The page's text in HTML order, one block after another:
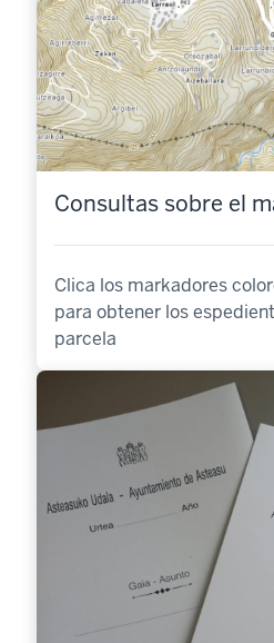
Consultas sobre el
Clica los markadores
para obtener los
parcela